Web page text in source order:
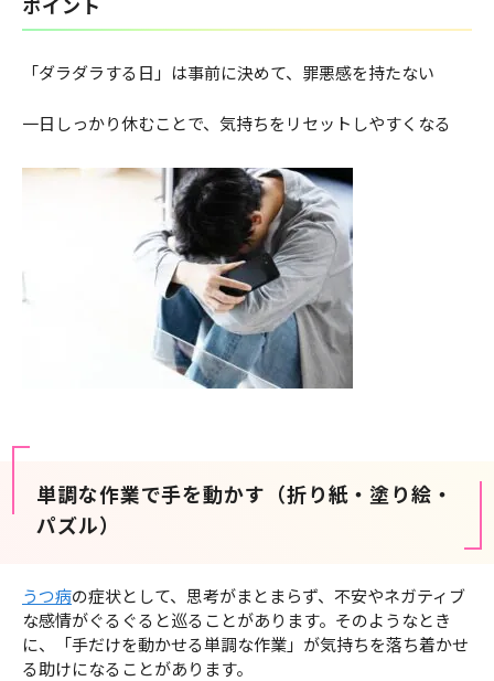
「ダラダラする日」は事前に決めて、罪悪感を持たない
一日しっかり休むことで、気持ちをリセットしやすくなる
単調な作業で手を動かす（折り紙・塗り絵・
パズル）
うつ病の症状として、思考がまとまらず、不安やネガティブ
な感情がぐるぐると巡ることがあります。そのようなとき
に、「手だけを動かせる単調な作業」が気持ちを落ち着かせ
る助けになることがあります。